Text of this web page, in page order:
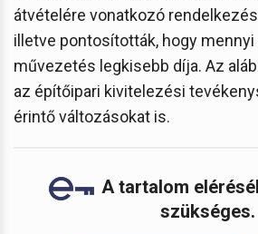
átvételére vonatkozó
illetve pontosították, hogy mennyi
művezetés legkisebb díja. Az
az építőipari kivitelezési
érintő változásokat is.
A tartalom
szükséges.